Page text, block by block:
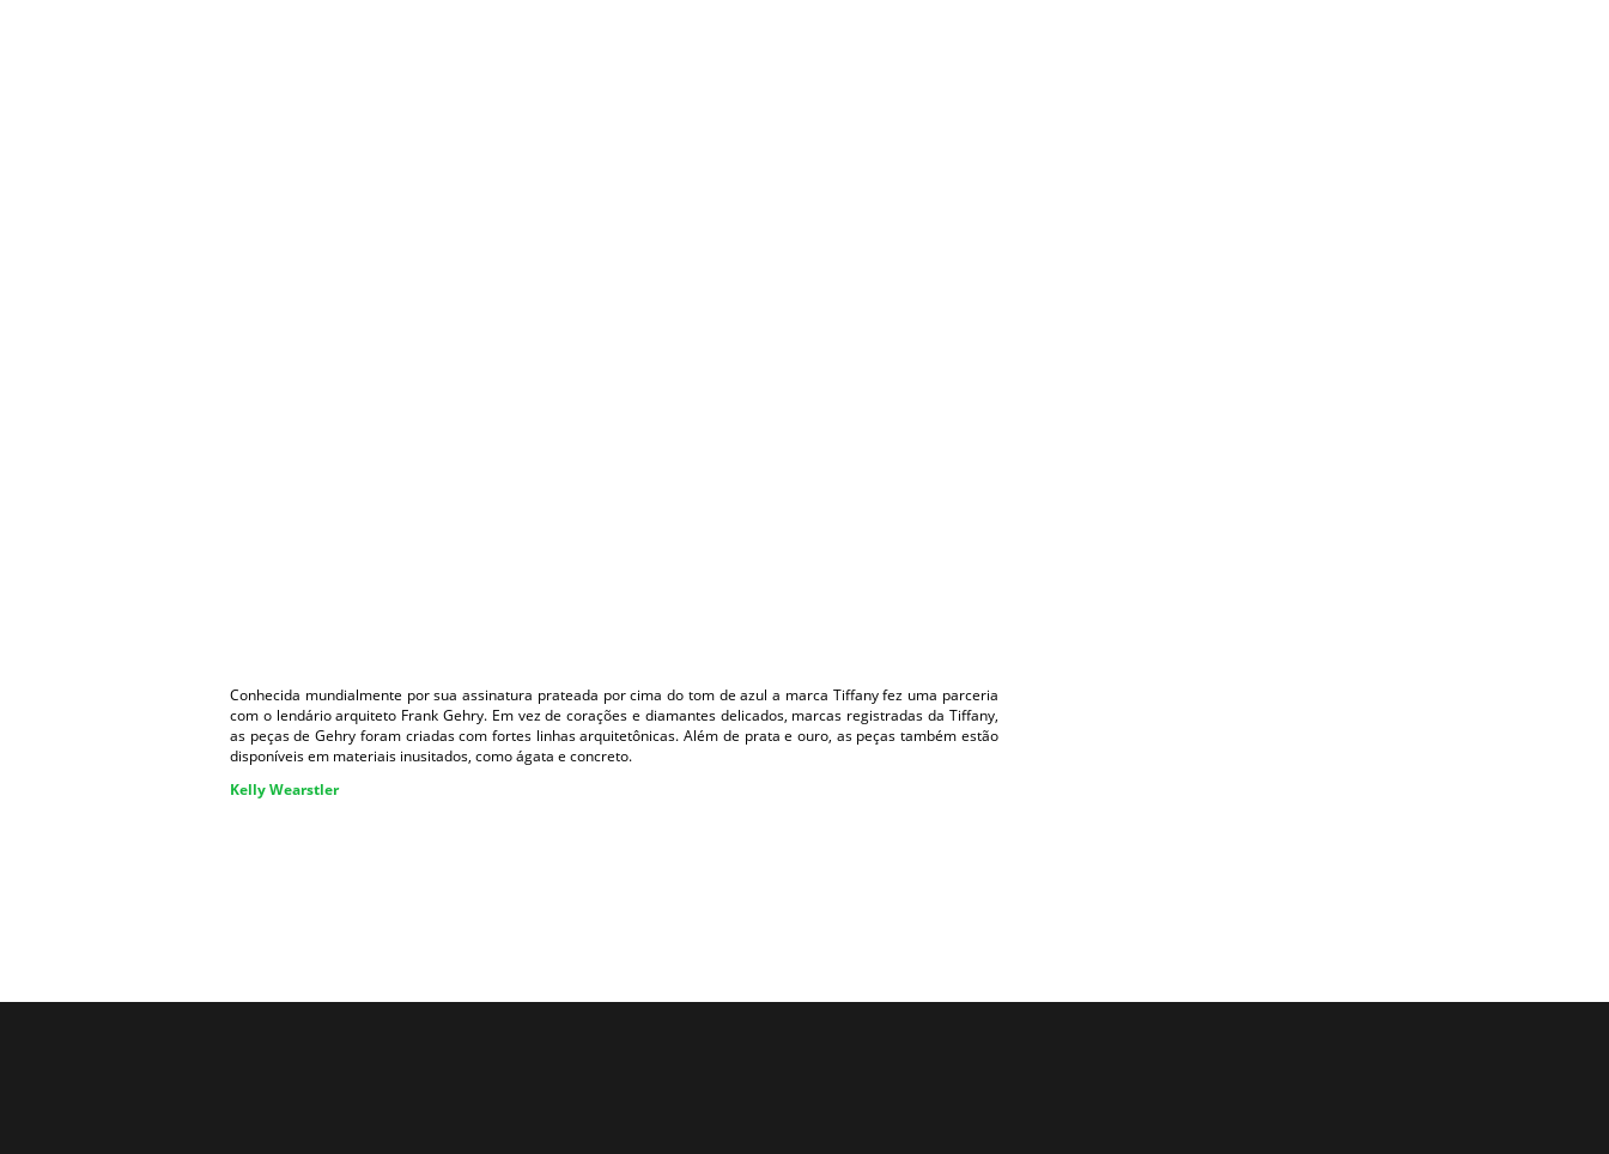
Conhecida mundialmente por sua assinatura prateada por cima do tom de azul a marca Tiffany fez uma parceria
com o lendário arquiteto Frank Gehry. Em vez de corações e diamantes delicados, marcas registradas da Tiffany,
as peças de Gehry foram criadas com fortes linhas arquitetônicas. Além de prata e ouro, as peças também estão
disponíveis em materiais inusitados, como ágata e concreto.
Kelly Wearstler